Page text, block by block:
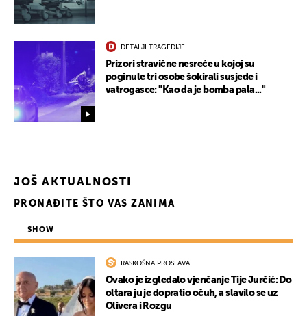
DETALJI TRAGEDIJE
Prizori stravične nesreće u kojoj su
poginule tri osobe šokirali susjede i
vatrogasce: "Kao da je bomba pala..."
JOŠ AKTUALNOSTI
PRONAĐITE ŠTO VAS ZANIMA
SHOW
RASKOŠNA PROSLAVA
Ovako je izgledalo vjenčanje Tije Jurčić: Do
oltara ju je dopratio očuh, a slavilo se uz
Olivera i Rozgu